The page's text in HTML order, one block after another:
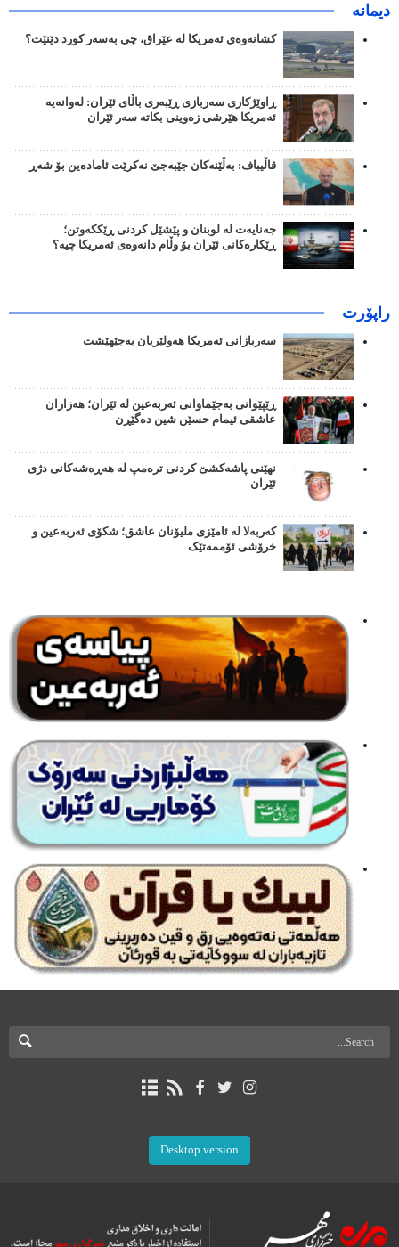
دیمانە
کشانەوەی ئەمریکا لە عێراق، چی بەسەر کورد دێنێت؟
ڕاوێژکاری سەربازی ڕێبەری باڵای ئێران: لەوانەیە
ئەمریکا هێرشی زەوینی بکاتە سەر ئێران
قاڵیباف: بەڵێنەکان جێبەجێ نەکرێت ئامادەین بۆ شەڕ
جەنایەت لە لوبنان و پێشێل کردنی ڕێککەوتن؛
ڕێکارەکانی ئێران بۆ وڵام دانەوەی ئەمریکا چیە؟
راپۆرت
سەربازانی ئەمریکا هەولێریان بەجێهێشت
ڕێپێوانی بەجێماوانی ئەربەعین لە ئێران؛ هەزاران
عاشقی ئیمام حسێن شین دەگێڕن
نهێنی پاشەکشێ کردنی ترەمپ لە هەڕەشەکانی دژی
ئێران
کەربەلا لە ئامێزی ملیۆنان عاشق؛ شکۆی ئەربەعین و
خرۆشی ئۆممەتێک
Desktop version